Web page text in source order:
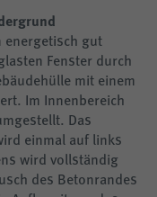
energetisch gut
Fenster durch
mit einem
Im Innenbereich
Das
einmal auf links
wird vollständig
des Betonrandes